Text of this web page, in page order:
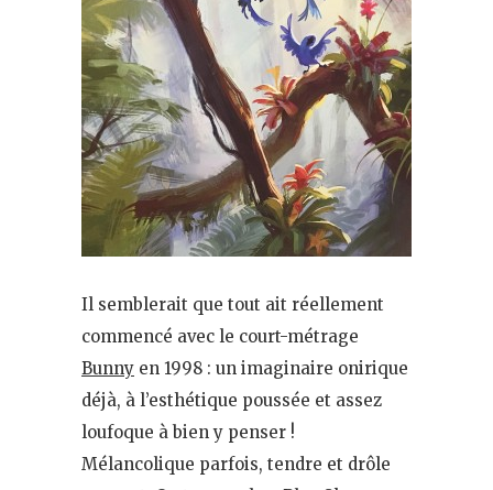
Il semblerait que tout ait réellement
commencé avec le court-métrage
Bunny en 1998 : un imaginaire onirique
déjà, à l’esthétique poussée et assez
loufoque à bien y penser !
Mélancolique parfois, tendre et drôle